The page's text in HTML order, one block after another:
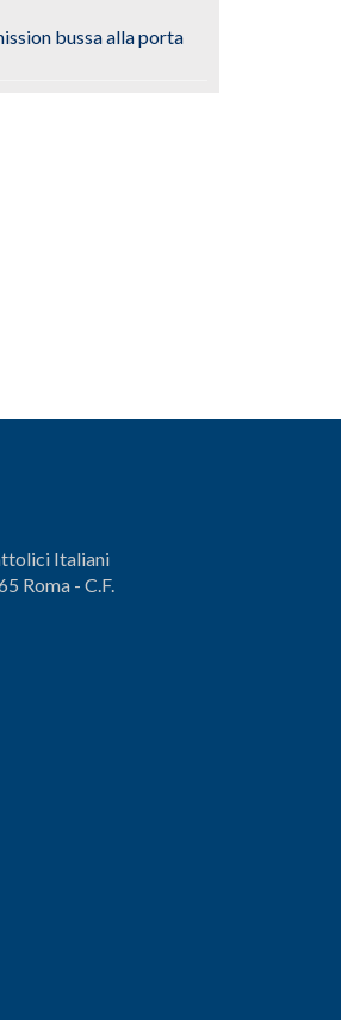
bussa alla porta
Italiani
Roma - C.F.